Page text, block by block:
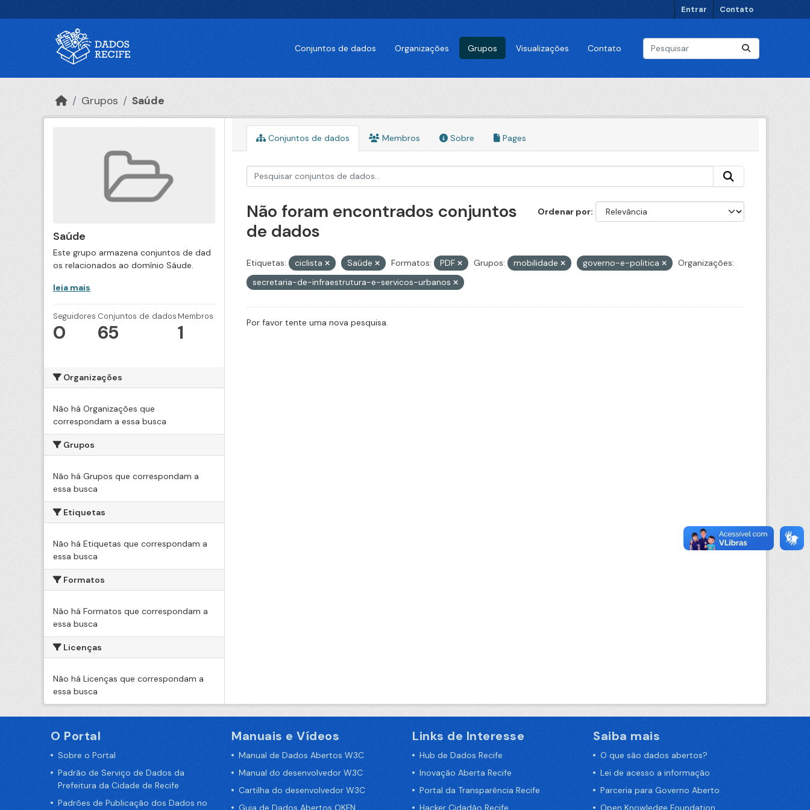
Entrar Contato
Conjuntos de dados Organizações Grupos Visualizações Contato
Grupos Saúde
Saúde
Este grupo armazena conjuntos de dad
os relacionados ao domínio Sáude.
leia mais
Seguidores
0
Conjuntos de dados
65
Membros
1
Organizações
Não há Organizações que
correspondam a essa busca
Grupos
Não há Grupos que correspondam a
essa busca
Etiquetas
Não há Etiquetas que correspondam a
essa busca
Formatos
Não há Formatos que correspondam a
essa busca
Licenças
Não há Licenças que correspondam a
essa busca
Conjuntos de dados Membros Sobre Pages
Ordenar por
Não foram encontrados conjuntos
de dados
Etiquetas: ciclista Saúde Formatos: PDF Grupos: mobilidade governo-e-politica
Organizações:
secretaria-de-infraestrutura-e-servicos-urbanos
Por favor tente uma nova pesquisa.
O Portal
Sobre o Portal
Padrão de Serviço de Dados da
Prefeitura da Cidade de Recife
Padrões de Publicação dos Dados no
Manuais e Vídeos
Manual de Dados Abertos W3C
Manual do desenvolvedor W3C
Cartilha do desenvolvedor W3C
Guia de Dados Abertos OKFN
Links de Interesse
Hub de Dados Recife
Inovação Aberta Recife
Portal da Transparência Recife
Hacker Cidadão Recife
Saiba mais
O que são dados abertos?
Lei de acesso a informação
Parceria para Governo Aberto
Open Knowledge Foundation